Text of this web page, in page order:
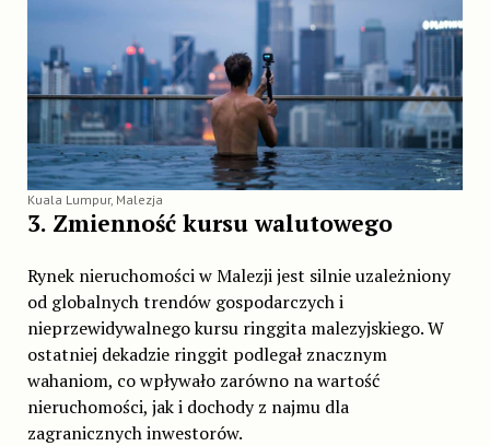
Kuala Lumpur, Malezja
3. Zmienność kursu walutowego
Rynek nieruchomości w Malezji jest silnie uzależniony
od globalnych trendów gospodarczych i
nieprzewidywalnego kursu ringgita malezyjskiego. W
ostatniej dekadzie ringgit podlegał znacznym
wahaniom, co wpływało zarówno na wartość
nieruchomości, jak i dochody z najmu dla
zagranicznych inwestorów.